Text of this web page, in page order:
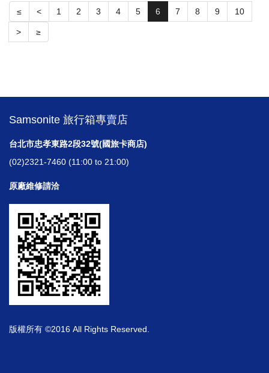
≤ < 1 2 3 4 5 6 7 8 9 10
> ≥
Samsonite 旅行箱專賣店
台北市忠孝東路2段32號(國旅卡商店)
(02)2321-7460 (11:00 to 21:00)
原廠維修請洽
版權所有 ©2016 All Rights Reserved.